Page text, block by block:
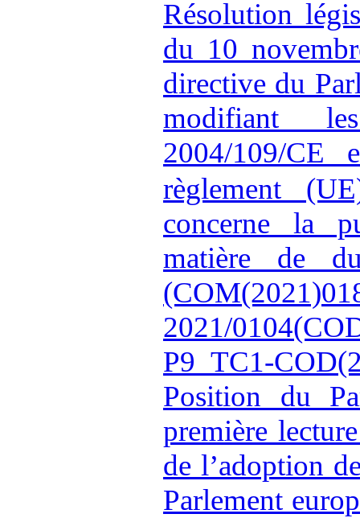
Résolution
du 10
directive du
modifiant
2004/109/CE
règlement
concerne la
matière de
2021/
P9_TC1-
Position du
première
de l’adoption
Parlement